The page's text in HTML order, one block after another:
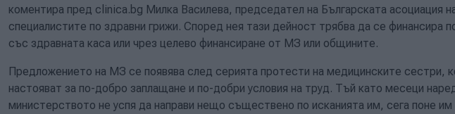
коментира пред clinica.bg Милка Василева, председател на Българската асоциация
специалистите по здравни грижи. Според нея тази дейност трябва да се финансира
със здравната каса или чрез целево финансиране от МЗ или общините.
Предложението на МЗ се появява след серията протести на медицинските сестри,
настояват за по-добро заплащане и по-добри условия на труд. Тъй като месеци
министерството не успя да направи нещо съществено по исканията им, сега поне им